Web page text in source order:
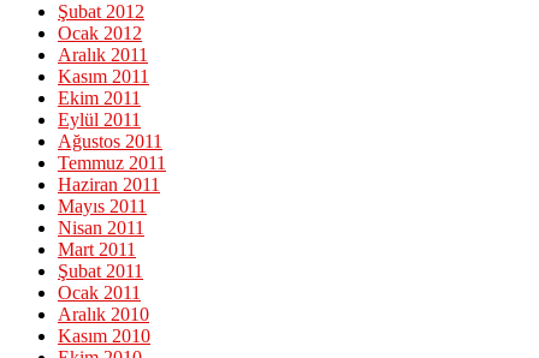
Şubat 2012
Ocak 2012
Aralık 2011
Kasım 2011
Ekim 2011
Eylül 2011
Ağustos 2011
Temmuz 2011
Haziran 2011
Mayıs 2011
Nisan 2011
Mart 2011
Şubat 2011
Ocak 2011
Aralık 2010
Kasım 2010